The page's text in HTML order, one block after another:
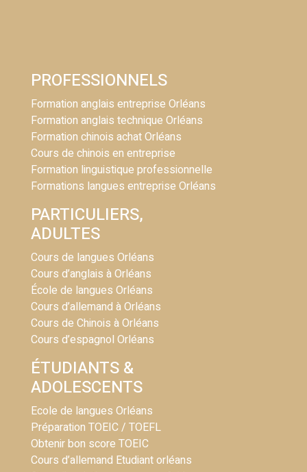
PROFESSIONNELS
Formation anglais entreprise Orléans
Formation anglais technique Orléans
Formation chinois achat Orléans
Cours de chinois en entreprise
Formation linguistique professionnelle
Formations langues entreprise Orléans
PARTICULIERS,
ADULTES
Cours de langues Orléans
Cours d’anglais à Orléans
École de langues Orléans
Cours d’allemand à Orléans
Cours de Chinois à Orléans
Cours d’espagnol Orléans
ÉTUDIANTS &
ADOLESCENTS
Ecole de langues Orléans
Préparation TOEIC / TOEFL
Obtenir bon score TOEIC
Cours d’allemand Etudiant orléans